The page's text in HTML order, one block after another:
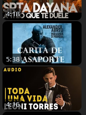
4:18
5:38
4:16